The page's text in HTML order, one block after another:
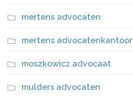
mertens advocaten
mertens advocatenkantoor
moszkowicz advocaat
mulders advocaten